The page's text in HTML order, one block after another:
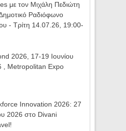
με τον Μιχάλη Πεδιώτη
Ραδιόφωνο
- Τρίτη 14.07.26, 19:00-
2026, 17-19 Ιουνίου
, Metropolitan Expo
Innovation 2026: 27
2026 στο Divani